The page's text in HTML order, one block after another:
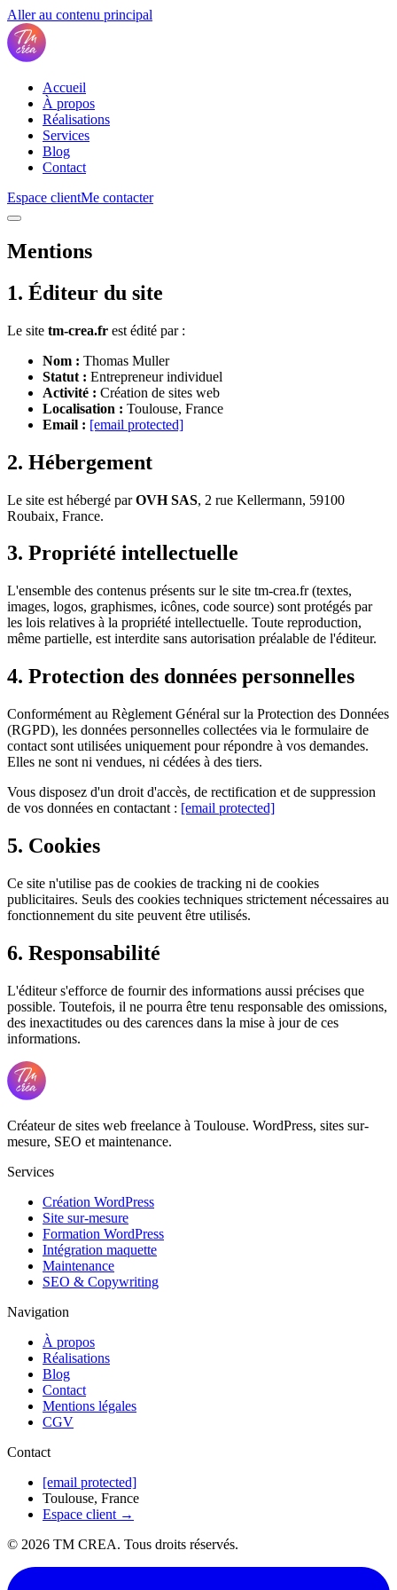
Aller au contenu principal
Accueil
À propos
Réalisations
Services
Blog
Contact
Espace clientMe contacter
Mentions
1. Éditeur du site
Le site tm-crea.fr est édité par :
Nom : Thomas Muller
Statut : Entrepreneur individuel
Activité : Création de sites web
Localisation : Toulouse, France
Email : [email protected]
2. Hébergement
Le site est hébergé parOVH SAS, 2 rue Kellermann, 59100
Roubaix, France.
3. Propriété intellectuelle
L'ensemble des contenus présents sur le site tm-crea.fr (textes,
images, logos, graphismes, icônes, code source) sont protégés par
les lois relatives à la propriété intellectuelle. Toute reproduction,
même partielle, est interdite sans autorisation préalable de l'éditeur.
4. Protection des données personnelles
Conformément au Règlement Général sur la Protection des Données
(RGPD), les données personnelles collectées via le formulaire de
contact sont utilisées uniquement pour répondre à vos demandes.
Elles ne sont ni vendues, ni cédées à des tiers.
Vous disposez d'un droit d'accès, de rectification et de suppression
de vos données en contactant : [email protected]
5. Cookies
Ce site n'utilise pas de cookies de tracking ni de cookies
publicitaires. Seuls des cookies techniques strictement nécessaires au
fonctionnement du site peuvent être utilisés.
6. Responsabilité
L'éditeur s'efforce de fournir des informations aussi précises que
possible. Toutefois, il ne pourra être tenu responsable des omissions,
des inexactitudes ou des carences dans la mise à jour de ces
informations.
Créateur de sites web freelance à Toulouse. WordPress, sites sur-
mesure, SEO et maintenance.
Services
Création WordPress
Site sur-mesure
Formation WordPress
Intégration maquette
Maintenance
SEO & Copywriting
Navigation
À propos
Réalisations
Blog
Contact
Mentions légales
CGV
Contact
[email protected]
Toulouse, France
Espace client →
© 2026 TM CREA. Tous droits réservés.